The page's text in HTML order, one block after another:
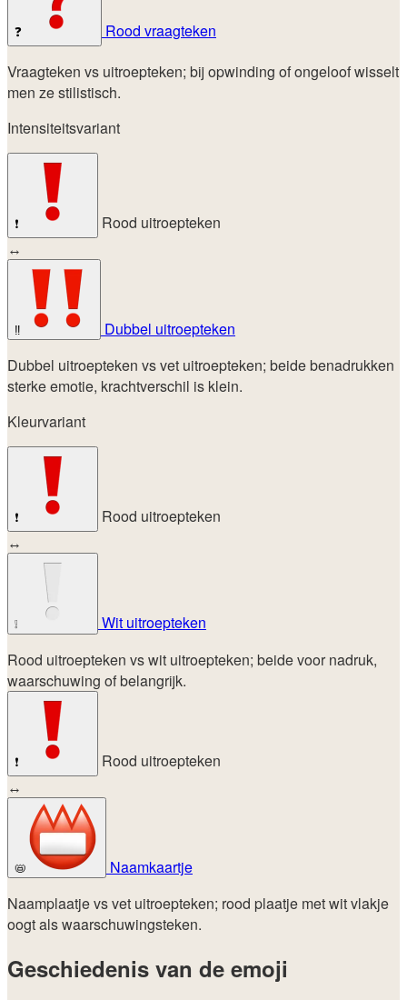
❓
Rood vraagteken
Vraagteken vs uitroepteken; bij opwinding of ongeloof wisselt
men ze stilistisch.
Intensiteitsvariant
❗
Rood uitroepteken
↔
‼️
Dubbel uitroepteken
Dubbel uitroepteken vs vet uitroepteken; beide benadrukken
sterke emotie, krachtverschil is klein.
Kleurvariant
❗
Rood uitroepteken
↔
❕
Wit uitroepteken
Rood uitroepteken vs wit uitroepteken; beide voor nadruk,
waarschuwing of belangrijk.
❗
Rood uitroepteken
↔
📛
Naamkaartje
Naamplaatje vs vet uitroepteken; rood plaatje met wit vlakje
oogt als waarschuwingsteken.
Geschiedenis van de emoji